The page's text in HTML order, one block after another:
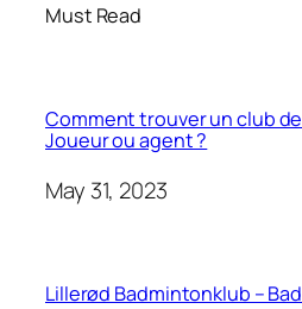
Must Read
Comment trouver un club de
Joueur ou agent ?
May 31, 2023
Lillerød Badmintonklub –